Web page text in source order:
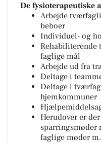
De fysioterapeutiske
Arbejde
beboer
Individuel- og
faglige mål
Arbejde ud fra
Deltage i
Deltage i
hjemkommuner
Herudover er
sparringsmøder
faglige møder